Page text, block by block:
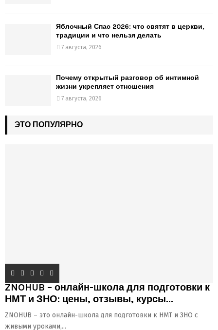
Яблочный Спас 2026: что святят в церкви,
традиции и что нельзя делать
7 августа, 2026
Почему открытый разговор об интимной
жизни укрепляет отношения
7 августа, 2026
ЭТО ПОПУЛЯРНО
ZNOHUB – онлайн-школа для подготовки к
НМТ и ЗНО: цены, отзывы, курсы...
ZNOHUB – это онлайн-школа для подготовки к НМТ и ЗНО с
живыми уроками,...